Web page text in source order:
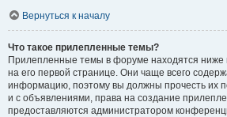
Вернуться к началу
Что такое прилепленные темы?
Прилепленные темы в форуме находятся ниже
на его первой странице. Они чаще всего
информацию, поэтому вы должны прочесть их
и с объявлениями, права на создание
предоставляются администратором